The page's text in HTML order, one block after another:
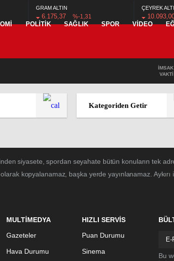
GRAM ALTIN
6.175,37 %-1,31
ÇEYREK
POLİTİK SAĞLIK SPOR VİDEO
İMSAK
VAKTI
Kategoriden Getir
siyasete, spordan seyahate bütün konuların tek
kopyalanamaz, başka yerde yayınlanamaz.
MULTİMEDYA
Gazeteler
Hava Durumu
HIZLI SERVİS
Puan Durumu
Sinema
Bu